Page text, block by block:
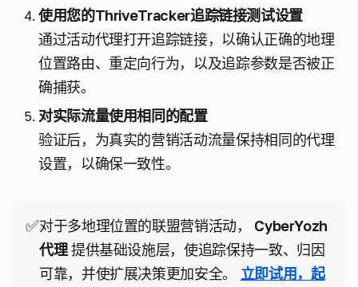
使用您的ThriveTracker追踪链接测试设置
通过活动代理打开追踪链接，以确认正确的地理
位置路由、重定向行为，以及追踪参数是否被正
确捕获。
对实际流量使用相同的配置
验证后，为真实的营销活动流量保持相同的代理
设置，以确保一致性。
✅对于多地理位置的联盟营销活动， CyberYozh
代理提供基础设施层，使追踪保持一致、归因
可靠，并使扩展决策更加安全。 立即试用，起